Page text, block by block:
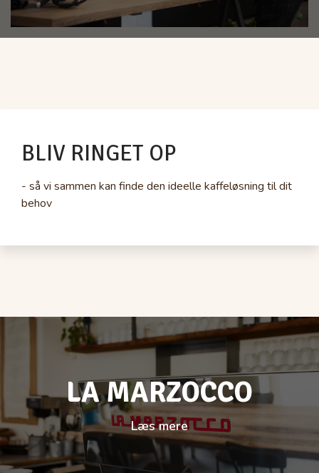
BLIV RINGET OP
- så vi sammen kan finde den ideelle kaffeløsning til dit
behov
LA MARZOCCO
Læs mere